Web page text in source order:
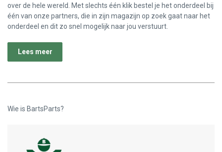
over de hele wereld. Met slechts één klik bestel je het onderdeel bij
één van onze partners, die in zijn magazijn op zoek gaat naar het
onderdeel en dit zo snel mogelijk naar jou verstuurt.
Lees meer
Wie is BartsParts?